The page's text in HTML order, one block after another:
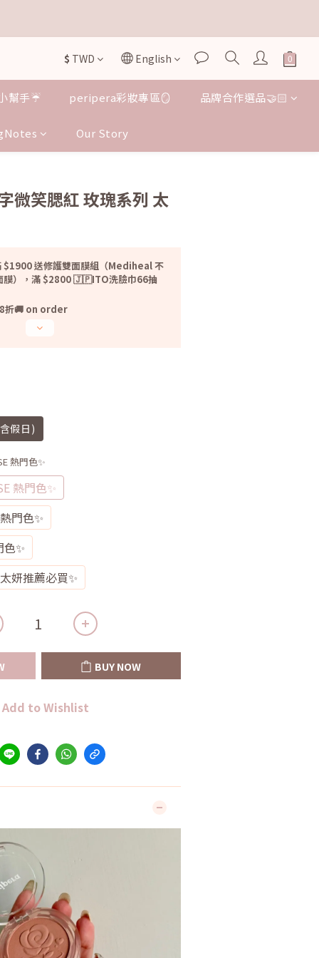
$ TWD English
幫手☔️ peripera彩妝專區🪞 品牌合作選品🤝🏻
Our Story
微笑腮紅 玫瑰系列 太
送修護雙面膜組（Mediheal 不
膜），滿 $2800 🇯🇵ITO洗臉巾66抽
折🚚 on order
假日)
熱門色✨
熱門色✨
門色✨
✨
妍推薦必買✨
BUY NOW
Add to Wishlist